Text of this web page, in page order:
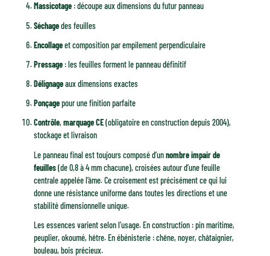
Massicotage : découpe aux dimensions du futur panneau
Séchagedes feuilles
Encollageet composition par empilement perpendiculaire
Pressage : les feuilles forment le panneau définitif
Délignageaux dimensions exactes
Ponçagepour une finition parfaite
Contrôle, marquage CE(obligatoire en construction depuis 2004),
stockage et livraison
Le panneau final est toujours composé d’unnombre impair de
feuilles(de 0,8 à 4 mm chacune), croisées autour d’une feuille
centrale appelée l’âme. Ce croisement est précisément ce qui lui
donne une résistance uniforme dans toutes les directions et une
stabilité dimensionnelle unique.
Les essences varient selon l’usage. En construction : pin maritime,
peuplier, okoumé, hêtre. En ébénisterie : chêne, noyer, châtaignier,
bouleau, bois précieux.